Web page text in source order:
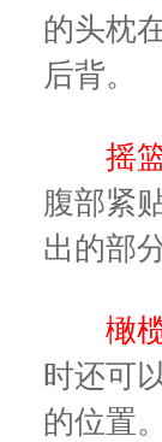
的头枕
后背。
摇
腹部紧
出的部
橄
时还可
的位置